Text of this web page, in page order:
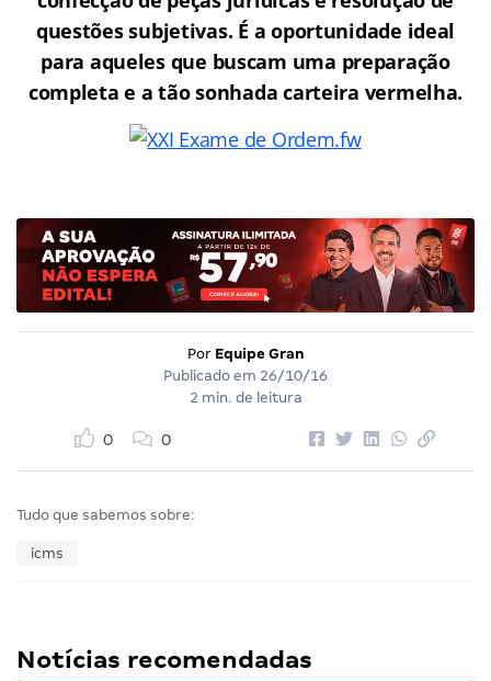
questões subjetivas. É a oportunidade ideal
para aqueles que buscam uma preparação
completa e a tão sonhada carteira vermelha.
Por Equipe Gran
Publicado em 26/10/16
2 min. de leitura
0 0
Tudo que sabemos sobre:
icms
Notícias recomendadas